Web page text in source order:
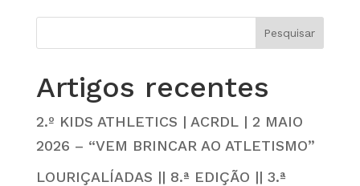
Artigos recentes
2.º KIDS ATHLETICS | ACRDL | 2 MAIO
2026 – “VEM BRINCAR AO ATLETISMO”
LOURIÇALÍADAS || 8.ª EDIÇÃO || 3.ª